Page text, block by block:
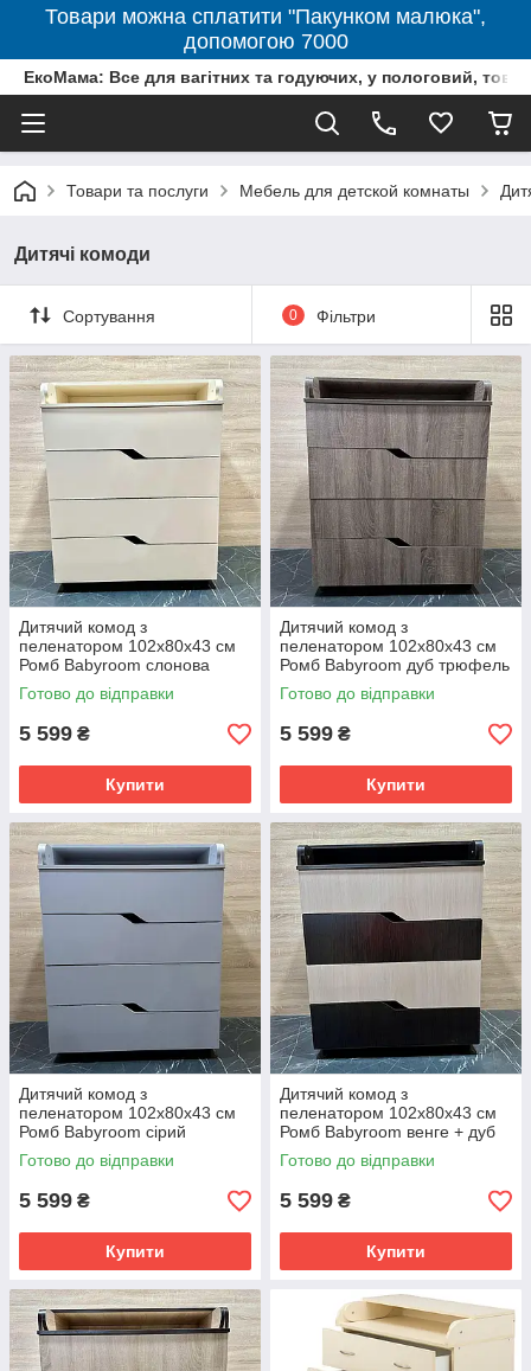
Товари можна сплатити "Пакунком малюка",
допомогою 7000
ЕкоМама: Все для вагітних та годуючих, у пологовий,
Товари та послуги Мебель для детской комнаты
Дитячі комоди
Сортування 0 Фільтри
Дитячий комод з
пеленатором 102х80х43 см
Ромб Babyroom слонова
кістка (ivory)
Готово до відправки
5 599 ₴
Купити
Дитячий комод з
пеленатором 102х80х43 см
Ромб Babyroom дуб трюфель
Готово до відправки
5 599 ₴
Купити
Дитячий комод з
пеленатором 102х80х43 см
Ромб Babyroom сірий
Готово до відправки
5 599 ₴
Купити
Дитячий комод з
пеленатором 102х80х43 см
Ромб Babyroom венге + дуб
сонома
Готово до відправки
5 599 ₴
Купити